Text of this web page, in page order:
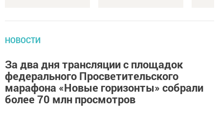
НОВОСТИ
За два дня трансляции с площадок
федерального Просветительского
марафона «Новые горизонты» собрали
более 70 млн просмотров